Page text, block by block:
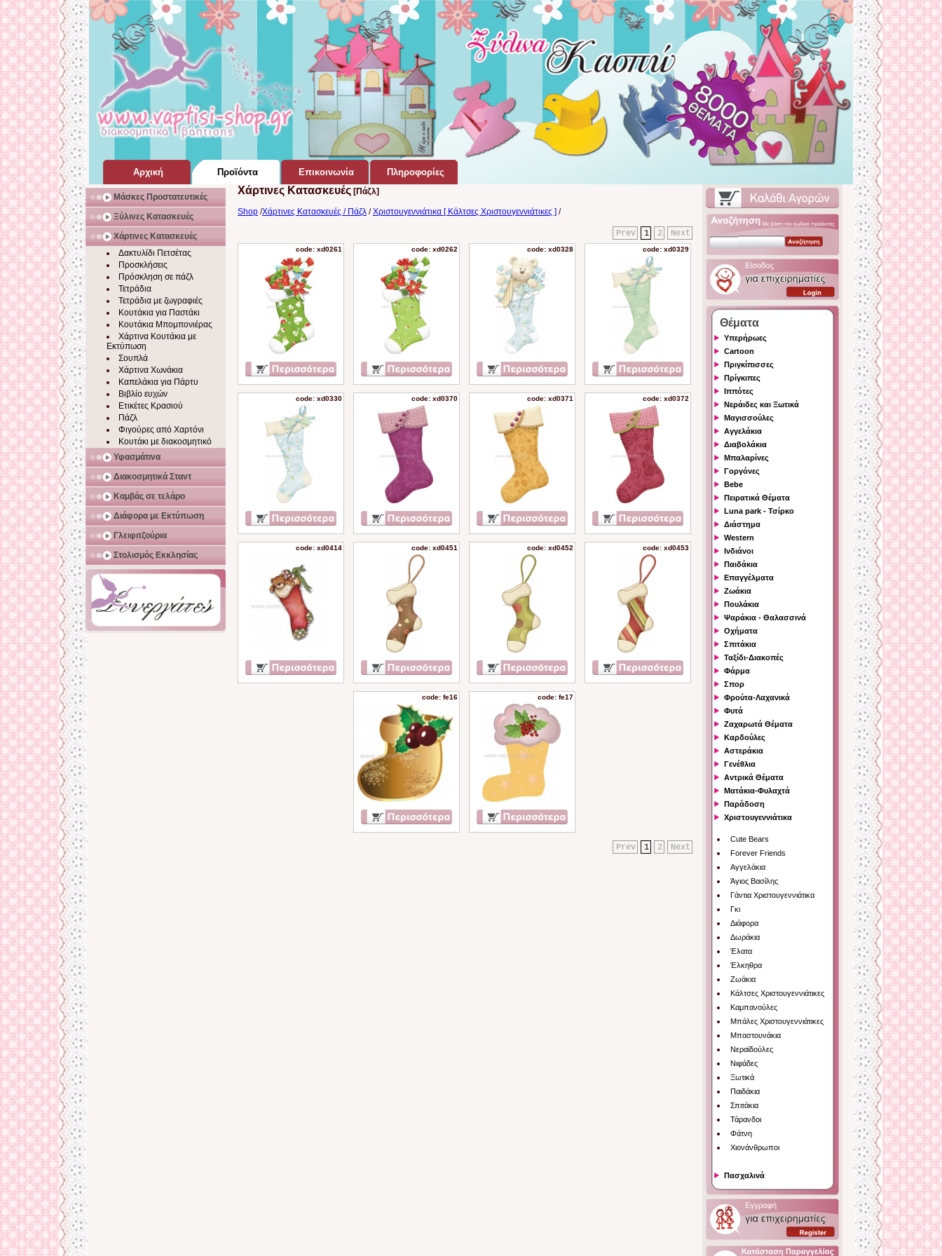
Αρχική
Σελίδα Home Page
Προϊόντα
για Βάπτιση
Επικοινωνία Πληροφορίες
Μάσκες Προστατευτικές
Ξύλινες Κατασκευές
Χάρτινες Κατασκευές
Δακτυλίδι Πετσέτας
Προσκλήσεις
Πρόσκληση σε πάζλ
Τετράδια
Τετράδια με ζωγραφιές
Κουτάκια για Παστάκι
Κουτάκια Μπομπονιέρας
Χάρτινα Κουτάκια με
Εκτύπωση
Σουπλά
Χάρτινα Χωνάκια
Καπελάκια για Πάρτυ
Βιβλίο ευχών
Ετικέτες Κρασιού
Πάζλ
Φιγούρες από Χαρτόνι
Κουτάκι με διακοσμητικό
Υφασμάτινα
Διακοσμητικά Σταντ
Καμβάς σε τελάρο
Διάφορα με Εκτύπωση
Γλειφιτζούρια
Στολισμός Εκκλησίας
Χάρτινες Κατασκευές [Πάζλ]
Shop /Χάρτινες Κατασκευές / Πάζλ /Χριστουγεννιάτικα [ Κάλτσες Χριστουγεννιάτικες ] /
Next
2
1
Prev
code: xd0261 code: xd0262 code: xd0328 code: xd0329
code: xd0330 code: xd0370 code: xd0371 code: xd0372
code: xd0414 code: xd0451 code: xd0452 code: xd0453
code: fe16 code: fe17
Next
2
1
Prev
Θέματα
Υπερήρωες
Cartoon
Πριγκίπισσες
Πρίγκιπες
Ιππότες
Νεράιδες και Ξωτικά
Μαγισσούλες
Αγγελάκια
Διαβολάκια
Μπαλαρίνες
Γοργόνες
Bebe
Πειρατικά Θέματα
Luna park - Τσίρκο
Διάστημα
Western
Ινδιάνοι
Παιδάκια
Επαγγέλματα
Ζωάκια
Πουλάκια
Ψαράκια - Θαλασσινά
Οχήματα
Σπιτάκια
Ταξίδι-Διακοπές
Φάρμα
Σπορ
Φρούτα-Λαχανικά
Φυτά
Ζαχαρωτά Θέματα
Καρδούλες
Αστεράκια
Γενέθλια
Αντρικά Θέματα
Ματάκια-Φυλαχτά
Παράδοση
Χριστουγεννιάτικα
Cute Bears
Forever Friends
Αγγελάκια
Άγιος Βασίλης
Γάντια Χριστουγεννιάτικα
Γκι
Διάφορα
Δωράκια
Έλατα
Έλκηθρα
Ζωάκια
Κάλτσες Χριστουγεννιάτικες
Καμπανούλες
Μπάλες Χριστουγεννιάτικες
Μπαστουνάκια
Νεραϊδούλες
Νιφάδες
Ξωτικά
Παιδάκια
Σπιτάκια
Τάρανδοι
Φάτνη
Χιονάνθρωποι
Πασχαλινά